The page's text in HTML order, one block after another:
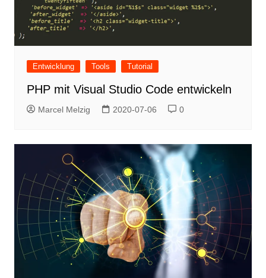
Entwicklung Tools Tutorial
PHP mit Visual Studio Code entwickeln
Marcel Melzig 2020-07-06 0